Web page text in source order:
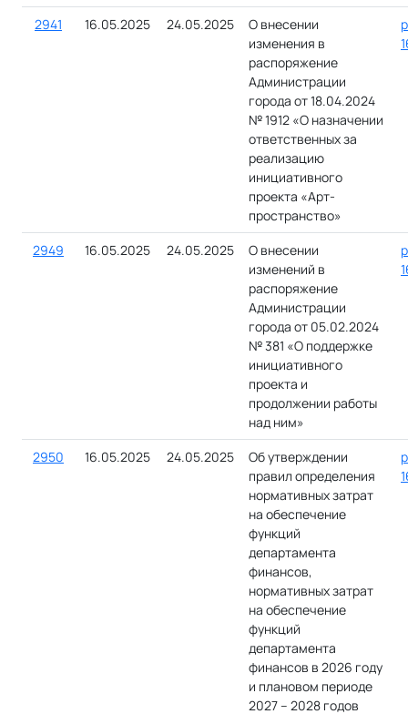
2941 16.05.2025 24.05.2025
О внесении
изменения в
распоряжение
Администрации
города от 18.04.2024
№ 1912 «О назначении
ответственных за
реализацию
инициативного
проекта «Арт-
пространство»
2949 16.05.2025 24.05.2025
О внесении
изменений в
распоряжение
Администрации
города от 05.02.2024
№ 381 «О поддержке
инициативного
проекта и
продолжении работы
над ним»
2950 16.05.2025 24.05.2025
Об утверждении
правил определения
нормативных затрат
на обеспечение
функций
департамента
финансов,
нормативных затрат
на обеспечение
функций
департамента
финансов в 2026 году
и плановом периоде
2027 – 2028 годов